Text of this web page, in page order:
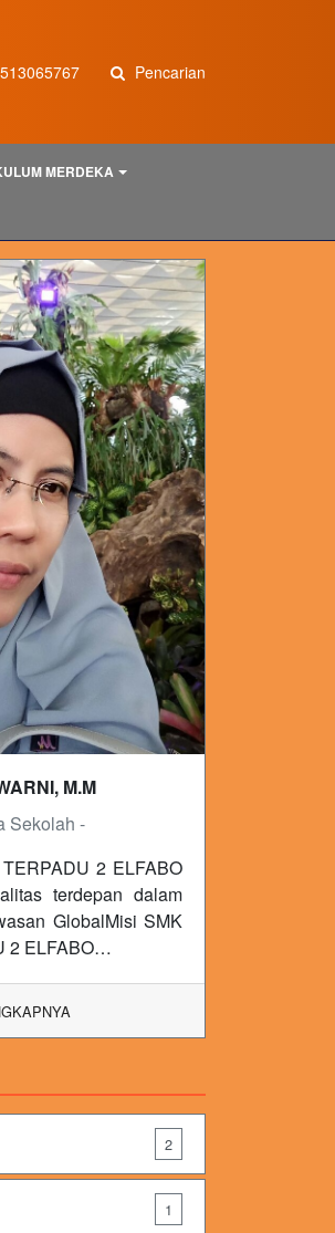
Pencarian
MERDEKA
M.M
Sekolah -
2 ELFABO
terdepan dalam
GlobalMisi SMK
2 ELFABO…
2
1